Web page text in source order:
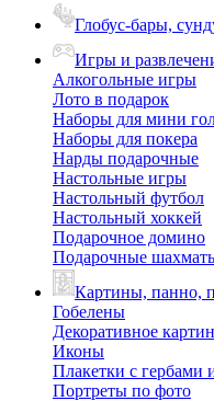
Глобус-бары,
Игры и
Алкогольные игры
Лото в подарок
Наборы для мини
Наборы для покера
Нарды подарочные
Настольные игры
Настольный футбол
Настольный хоккей
Подарочное домино
Подарочные
Картины, панно,
Гобелены
Декоративное
Иконы
Плакетки с гербами
Портреты по фото